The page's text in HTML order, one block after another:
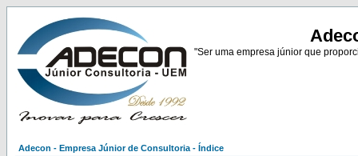
"Ser uma empresa júnior que
Adecon - Empresa Júnior de Consultoria - Índice